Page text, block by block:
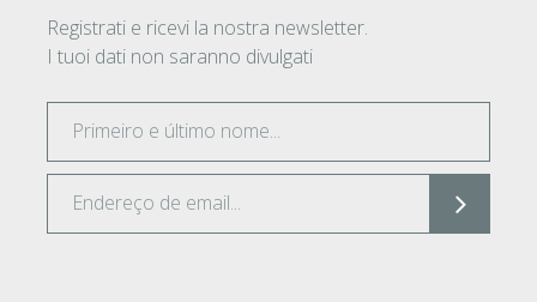
Registrati e ricevi la nostra newsletter.
I tuoi dati non saranno divulgati